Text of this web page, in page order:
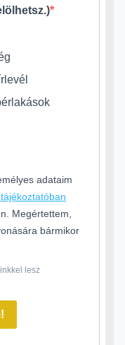
adataim
Megértettem,
bármikor
lesz